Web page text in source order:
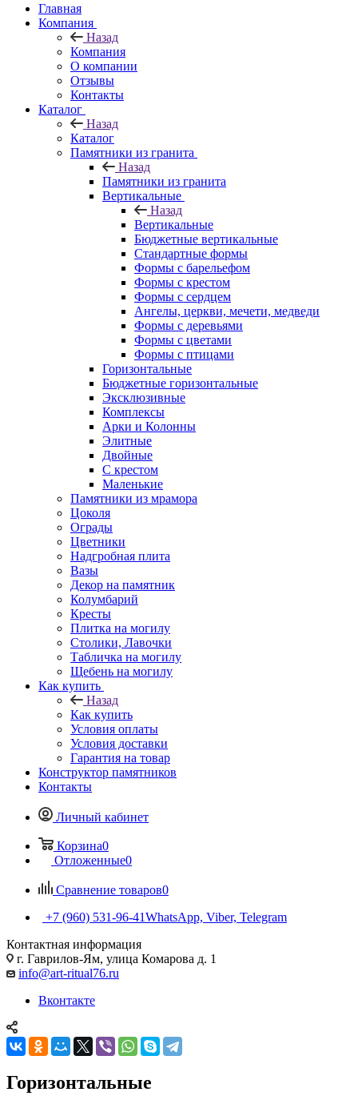
Главная
Компания
Назад
Компания
О компании
Отзывы
Контакты
Каталог
Назад
Каталог
Памятники из гранита
Назад
Памятники из гранита
Вертикальные
Назад
Вертикальные
Бюджетные вертикальные
Стандартные формы
Формы с барельефом
Формы с крестом
Формы с сердцем
Ангелы, церкви, мечети, медведи
Формы с деревьями
Формы с цветами
Формы с птицами
Горизонтальные
Бюджетные горизонтальные
Эксклюзивные
Комплексы
Арки и Колонны
Элитные
Двойные
С крестом
Маленькие
Памятники из мрамора
Цоколя
Ограды
Цветники
Надгробная плита
Вазы
Декор на памятник
Колумбарий
Кресты
Плитка на могилу
Столики, Лавочки
Табличка на могилу
Щебень на могилу
Как купить
Назад
Как купить
Условия оплаты
Условия доставки
Гарантия на товар
Конструктор памятников
Контакты
Личный кабинет
Корзина0
Отложенные0
Сравнение товаров0
+7 (960) 531-96-41WhatsApp, Viber, Telegram
Контактная информация
г. Гаврилов-Ям, улица Комарова д. 1
info@art-ritual76.ru
Вконтакте
Горизонтальные